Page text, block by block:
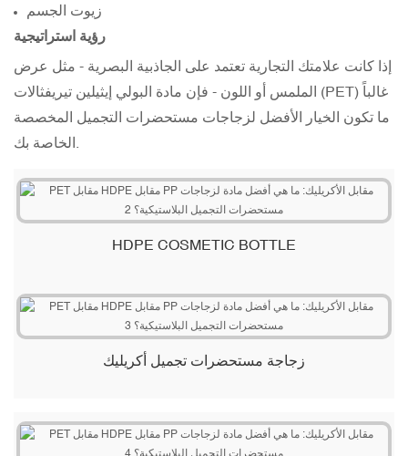
زيوت الجسم
رؤية استراتيجية
إذا كانت علامتك التجارية تعتمد على الجاذبية البصرية - مثل عرض
الملمس أو اللون - فإن مادة البولي إيثيلين تيريفثالات (PET) غالباً
ما تكون الخيار الأفضل لزجاجات مستحضرات التجميل المخصصة
HDPE COSMETIC BOTTLE
زجاجة مستحضرات تجميل أكريليك